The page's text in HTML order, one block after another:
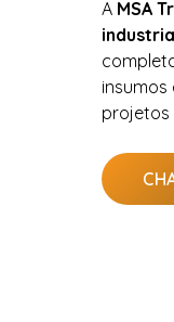
A MSA
projetos